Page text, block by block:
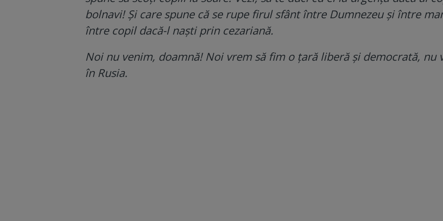
bolnavi! Și care spune că se rupe firul sfânt între Dumnezeu și între
între copil dacă-l naști prin cezariană.
Noi nu venim, doamnă! Noi vrem să fim o țară liberă și democrată, nu
în Rusia.